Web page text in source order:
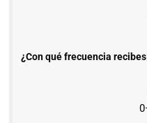
¿Con qué frecuencia